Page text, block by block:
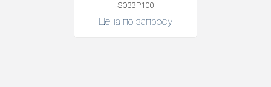
SO33P100
Цена по запросу